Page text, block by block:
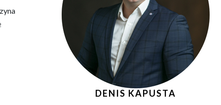
DENIS KAPUSTA